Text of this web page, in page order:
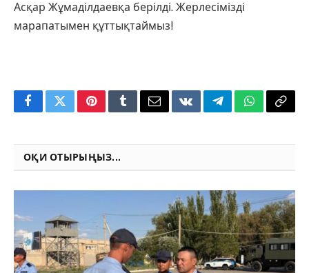
Асқар Жұмаділдаевқа берілді. Жерлесімізді
марапатымен құттықтаймыз!
FacebookTwitterPinterestTumblrEmailVKontakteTelegramWhatsApp
Copy
ОҚИ ОТЫРЫҢЫЗ...